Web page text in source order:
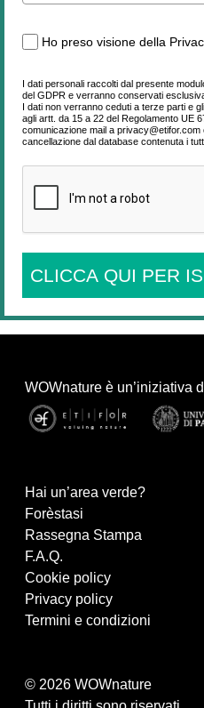
Ho preso visione della
I dati personali raccolti dal presente
del GDPR e verranno conservati
I dati non verranno ceduti a terze parti e
agli artt. da 15 a 22 del Regolamento UE
comunicazione mail a
cancellazione dal database contenuta i
CLICCA QUI PER
WOWnature è un’iniziativa
Hai un’area verde?
Forèstasi
Rassegna Stampa
F.A.Q.
Cookie policy
Privacy policy
Termini e condizioni
© 2026 WOWnature